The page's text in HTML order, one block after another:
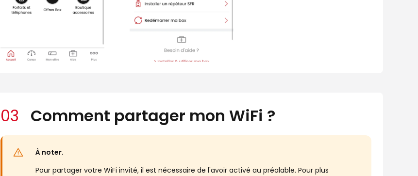
03 Comment partager mon WiFi ?
À noter.
Pour partager votre WiFi invité, il est nécessaire de l'avoir activé au préalable. Pour plus